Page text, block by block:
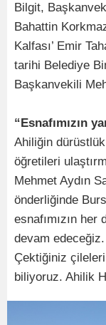
Bilgit,
Bahattin
Kalfası’ Emir
tarihi Belediye
Başkanvekili
“Esnafımızın
Ahiliğin
öğretileri
Mehmet Aydın
önderliğinde
esnafımızın
devam
Çektiğiniz
biliyoruz. Ahilik